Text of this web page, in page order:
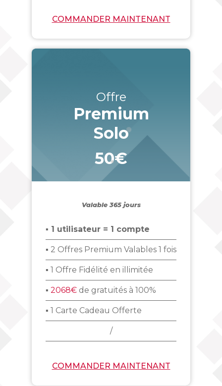
Offre
Premium
Solo
50€
_
Valable 365 jours
▪ 1 utilisateur = 1 compte
▪ 2 Offres Premium Valables 1 fois
▪ 1 Offre Fidélité en illimitée
▪ 2068€ de gratuités à 100%
▪ 1 Carte Cadeau Offerte
/
COMMANDER MAINTENANT
COMMANDER MAINTENANT